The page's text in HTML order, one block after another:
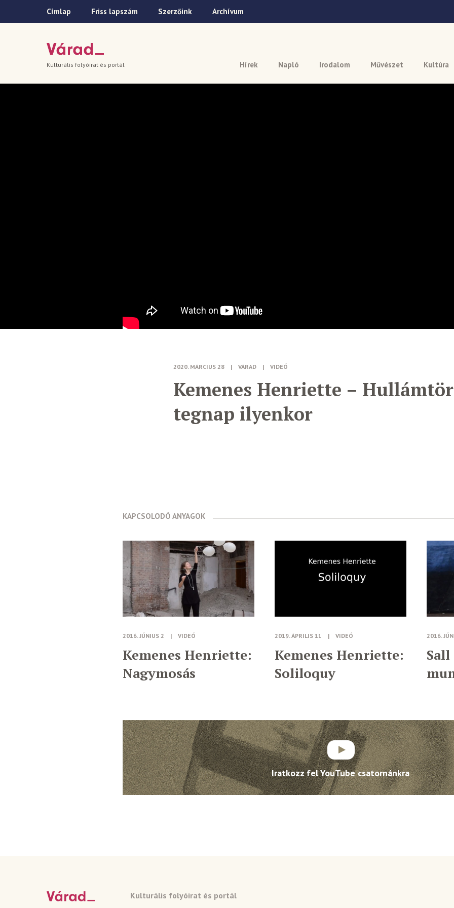
Címlap Friss lapszám Szerzőink Archívum
Hírek Napló Irodalom Művészet Kultúra
Kulturális folyóirat és portál
2020. MÁRCIUS 28 | VÁRAD | VIDEÓ
Kemenes Henriette –
tegnap ilyenkor
KAPCSOLODÓ ANYAGOK
2016. JÚNIUS 2 | VIDEÓ
Kemenes Henriette:
Nagymosás
2019. ÁPRILIS 11 | VIDEÓ
Kemenes Henriette:
Soliloquy
2016.
Iratkozz fel YouTube csatornánkra
Kulturális folyóirat és portál